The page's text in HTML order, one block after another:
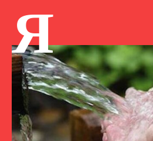
Я